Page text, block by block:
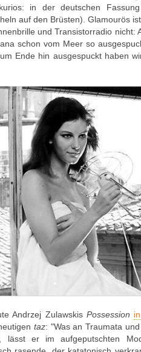
in der deutschen
auf den Brüsten). Glamourös
und Transistorradio nicht:
schon vom Meer so
Ende hin ausgespuckt haben
Andrzej Zulawskis Possession
taz: "Was an Traumata
lässt er im aufgeputschten